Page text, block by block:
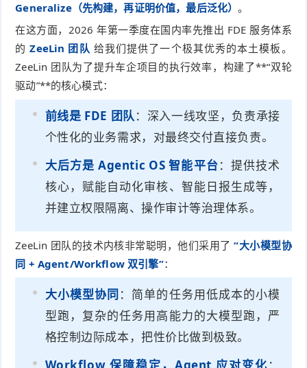
Generalize（先构建，再证明价值，最后泛化）。
在这方面，2026 年第一季度在国内率先推出 FDE 服务体系
的ZeeLin 团队 给我们提供了一个极其优秀的本土模板。
ZeeLin 团队为了提升车企项目的执行效率，构建了**“双轮
驱动”**的核心模式：
前线是 FDE 团队：深入一线攻坚，负责承接
个性化的业务需求，对最终交付直接负责。
大后方是 Agentic OS 智能平台：提供技术
核心，赋能自动化审核、智能日报生成等，
并建立权限隔离、操作审计等治理体系。
ZeeLin 团队的技术内核非常聪明，他们采用了“大小模型协
同 + Agent/Workflow 双引擎”：
大小模型协同 ：简单的任务用低成本的小模
型跑，复杂的任务用高能力的大模型跑，严
格控制边际成本，把性价比做到极致。
Workflow 保障稳定，Agent 应对变化 ：